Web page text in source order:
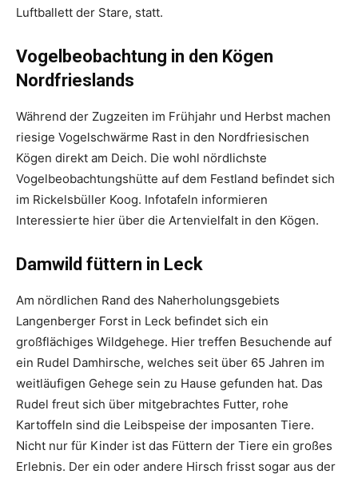
Luftballett der Stare, statt.
Vogelbeobachtung in den Kögen
Nordfrieslands
Während der Zugzeiten im Frühjahr und Herbst machen
riesige Vogelschwärme Rast in den Nordfriesischen
Kögen direkt am Deich. Die wohl nördlichste
Vogelbeobachtungshütte auf dem Festland befindet sich
im Rickelsbüller Koog. Infotafeln informieren
Interessierte hier über die Artenvielfalt in den Kögen.
Damwild füttern in Leck
Am nördlichen Rand des Naherholungsgebiets
Langenberger Forst in Leck befindet sich ein
großflächiges Wildgehege. Hier treffen Besuchende auf
ein Rudel Damhirsche, welches seit über 65 Jahren im
weitläufigen Gehege sein zu Hause gefunden hat. Das
Rudel freut sich über mitgebrachtes Futter, rohe
Kartoffeln sind die Leibspeise der imposanten Tiere.
Nicht nur für Kinder ist das Füttern der Tiere ein großes
Erlebnis. Der ein oder andere Hirsch frisst sogar aus der